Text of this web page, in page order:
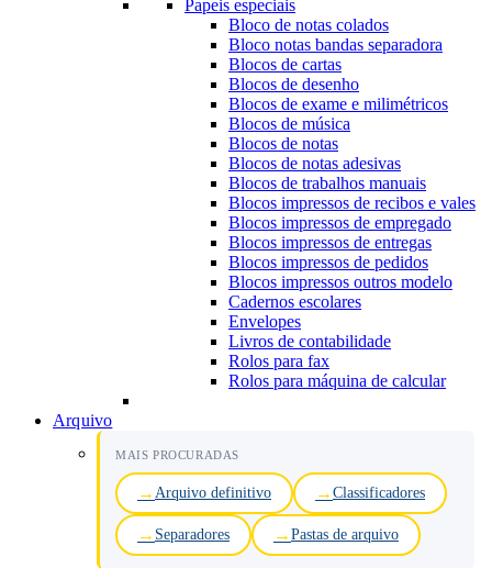
Papeis especiais
Bloco de notas colados
Bloco notas bandas separadora
Blocos de cartas
Blocos de desenho
Blocos de exame e milimétricos
Blocos de música
Blocos de notas
Blocos de notas adesivas
Blocos de trabalhos manuais
Blocos impressos de recibos e vales
Blocos impressos de empregado
Blocos impressos de entregas
Blocos impressos de pedidos
Blocos impressos outros modelo
Cadernos escolares
Envelopes
Livros de contabilidade
Rolos para fax
Rolos para máquina de calcular
Arquivo
MAIS PROCURADAS
Arquivo definitivo Classificadores
Separadores Pastas de arquivo